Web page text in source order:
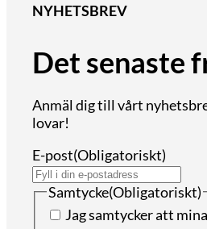
NYHETSBREV
Det senaste
Anmäl dig till vårt
lovar!
E-post(Obligatoriskt)
Samtycke(Obligatoriskt)
Jag samtycker att